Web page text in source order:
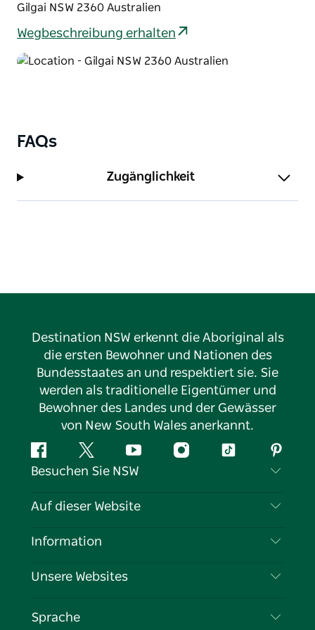
an einem der Wasserlöcher oder packen Sie Ihre
Campingausrüstung und bleiben Sie ein paar Tage.
Gilgai NSW 2360 Australien
Wegbeschreibung erhalten
FAQs
Zugänglichkeit
Destination NSW erkennt die Aboriginal als
die ersten Bewohner und Nationen des
Bundesstaates an und respektiert sie. Sie
werden als traditionelle Eigentümer und
Bewohner des Landes und der Gewässer
von New South Wales anerkannt.
FacebookTwitter YouTubeInstagramTikTok
Besuchen Sie NSW
Kontaktieren Sie uns
Cookie-Hinweis
Auf dieser Website
Reiseziele
Veranstaltungen
Information
Reiseinformationen
Unternehmen in NSW
Unsere Websites
Sprache